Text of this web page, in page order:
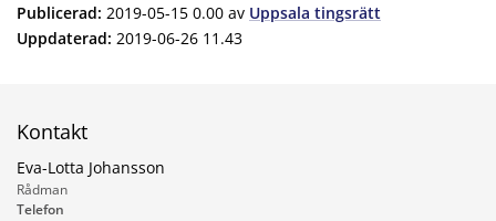
Publicerad: 2019-05-15 0.00 av Uppsala tingsrätt
Uppdaterad: 2019-06-26 11.43
Kontakt
Eva-Lotta Johansson
Rådman
Telefon